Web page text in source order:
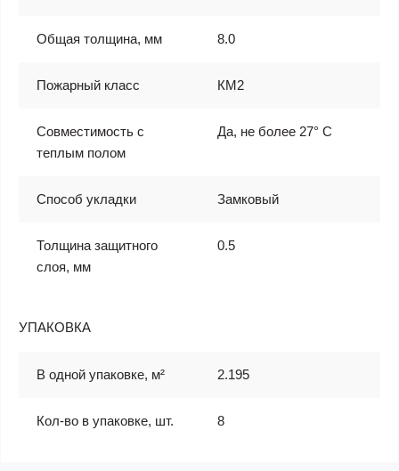
Общая толщина, мм 8.0
Пожарный класс КМ2
Совместимость с
теплым полом
Да, не более 27° С
Способ укладки Замковый
Толщина защитного
слоя, мм
0.5
УПАКОВКА
В одной упаковке, м² 2.195
Кол-во в упаковке, шт. 8